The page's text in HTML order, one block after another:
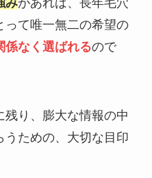
みがあれば、長年毛穴
って唯一無二の希望の
係なく選ばれるので
り、膨大な情報の中
うための、大切な目印